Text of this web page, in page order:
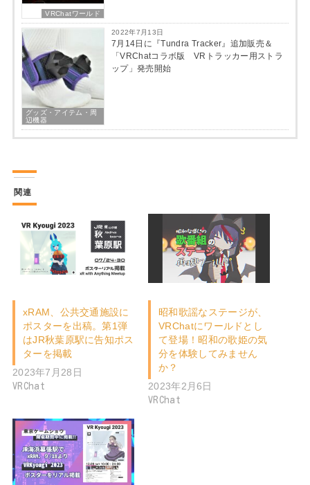
VRChatワールド
グッズ・アイテム・周
辺機器
2022年7月13日
7月14日に『Tundra Tracker』追加販売＆
「VRChatコラボ版 VRトラッカー用ストラ
ップ」発売開始
関連
xRAM、公共交通施設に
ポスターを出稿。第1弾
はJR秋葉原駅に告知ポス
ターを掲載
2023年7月28日
VRChat
昭和歌謡なステージが、
VRChatにワールドとし
て登場！昭和の歌姫の気
分を体験してみません
か？
2023年2月6日
VRChat